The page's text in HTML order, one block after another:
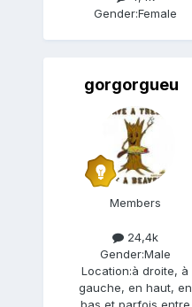
Gender:Female
gorgorgueu
Members
24,4k
Gender:Male
Location:à droite, à
gauche, en haut, en